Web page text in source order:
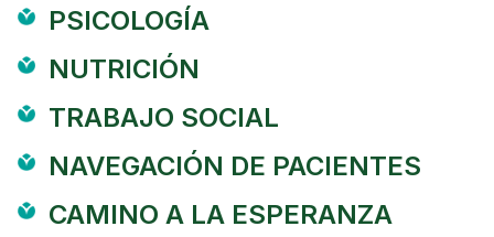
PSICOLOGÍA
NUTRICIÓN
TRABAJO SOCIAL
NAVEGACIÓN DE PACIENTES
CAMINO A LA ESPERANZA